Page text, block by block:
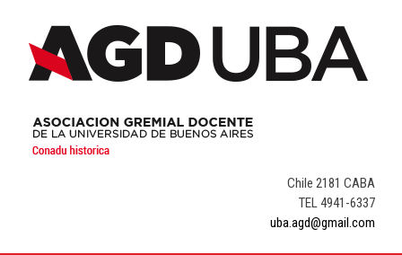
content
Chile 2181 CABA
TEL 4941-6337
uba.agd@gmail.com